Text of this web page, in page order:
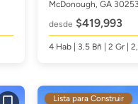
McDonough, GA 30253
desde $419,993
4 Hab| 3.5 Bñ | 2 Gr |
Lista para Construir